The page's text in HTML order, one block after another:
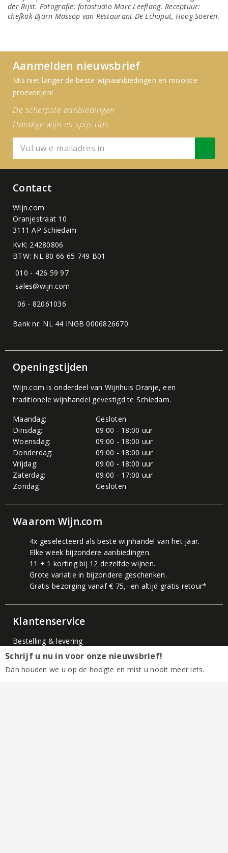
der Rijst. Fotografie: fotostudio Marc Leeflang. Receptuur:
chefkok Bjorn Massop van Restaurant De Echoput, Hoog-Soeren.
Aanmelden nieuwsbrief
Mis niet langer de beste wijnaanbiedingen en mooiste
proeverijen!
De scherpste aanbiedingen
Handige wijn en spijs tips
Contact
Wijn.com
Oranjestraat 10
3111 AP Schiedam
KvK: 24280806
BTW: NL 80 66 65 749 B01
010 - 426 59 97
sales@wijn.com
06 - 82061036
Bank nr: NL 44 INGB 0006826670
Openingstijden
Wijn.com is onderdeel van Wijnhuis Oranje, een
traditionele wijnhandel gevestigd te Schiedam.
Maandag:
Gesloten
Dinsdag:
09:00 - 18:00 uur
Woensdag:
09:00 - 18:00 uur
Donderdag:
09:00 - 18:00 uur
Vrijdag:
09:00 - 18:00 uur
Zaterdag:
09:00 - 17:00 uur
Zondag:
Gesloten
Waarom Wijn.com
4x geselecteerd als beste wijnhandel van het jaar.
Elke week bijzondere aanbiedingen.
11 + 1 korting bij 12 dezelfde wijnen.
Grote variatie in bijzondere geschenken.
Gratis bezorging vanaf € 75,- en altijd gratis retour*
Klantenservice
Bestelling & levering
Betalen
Annuleren & retourneren
Schrijf u nu in voor onze nieuwsbrief!
Dan houden we u op de hoogte en mist u nooit meer iets.